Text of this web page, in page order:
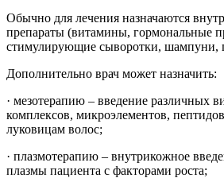
Обычно для лечения назначаются
препараты (витамины, гормональные
стимулирующие сыворотки, шампуни,
Дополнительно врач может назначить:
· мезотерапию – введение различных
комплексов, микроэлементов,
луковицам волос;
· плазмотерапию – внутрикожное
плазмы пациента с факторами роста;